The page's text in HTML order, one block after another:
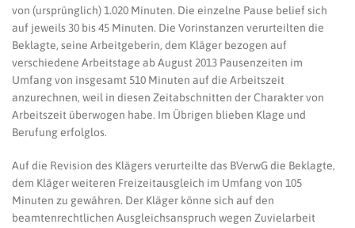
von (ursprünglich) 1.020 Minuten. Die einzelne Pause belief sich
auf jeweils 30 bis 45 Minuten. Die Vorinstanzen verurteilten die
Beklagte, seine Arbeitgeberin, dem Kläger bezogen auf
verschiedene Arbeitstage ab August 2013 Pausenzeiten im
Umfang von insgesamt 510 Minuten auf die Arbeitszeit
anzurechnen, weil in diesen Zeitabschnitten der Charakter von
Arbeitszeit überwogen habe. Im Übrigen blieben Klage und
Berufung erfolglos.
Auf die Revision des Klägers verurteilte das BVerwG die Beklagte,
dem Kläger weiteren Freizeitausgleich im Umfang von 105
Minuten zu gewähren. Der Kläger könne sich auf den
beamtenrechtlichen Ausgleichsanspruch wegen Zuvielarbeit